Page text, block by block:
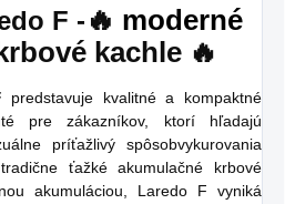
F - 🔥 moderné
kachle 🔥
predstavuje kvalitné a kompaktné
pre zákazníkov, ktorí hľadajú
príťažlivý spôsobvykurovania
ťažké akumulačné krbové
akumuláciou, Laredo F vyniká